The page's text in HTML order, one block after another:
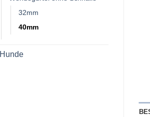
32mm
40mm
Hunde